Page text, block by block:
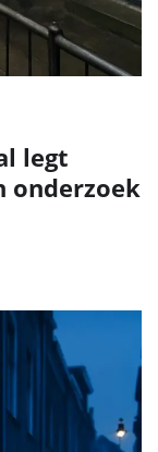
legt
onderzoek